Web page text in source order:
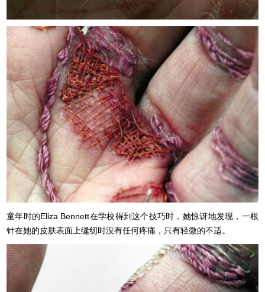
童年时的Eliza Bennett在学校得到这个技巧时，她惊讶地发现，一根
针在她的皮肤表面上缝纫时没有任何疼痛，只有轻微的不适。